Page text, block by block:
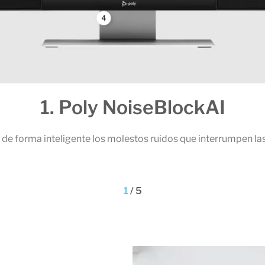
1. Poly NoiseBlockAI
forma inteligente los molestos ruidos que interrumpen
1/ 5